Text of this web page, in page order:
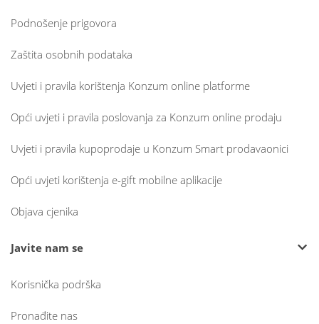
Podnošenje prigovora
Zaštita osobnih podataka
Uvjeti i pravila korištenja Konzum online platforme
Opći uvjeti i pravila poslovanja za Konzum online prodaju
Uvjeti i pravila kupoprodaje u Konzum Smart prodavaonici
Opći uvjeti korištenja e-gift mobilne aplikacije
Objava cjenika
Javite nam se
Korisnička podrška
Pronađite nas